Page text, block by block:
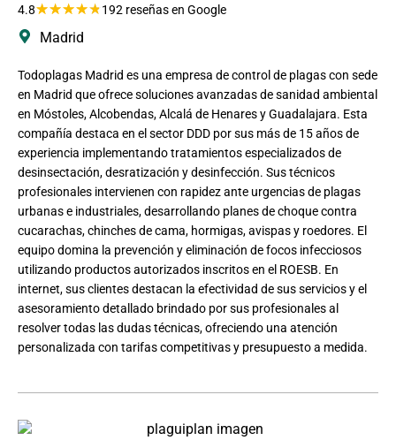
4.8★★★★★ 192 reseñas en Google
Madrid
Todoplagas Madrid es una empresa de control de plagas con sede
en Madrid que ofrece soluciones avanzadas de sanidad ambiental
en Móstoles, Alcobendas, Alcalá de Henares y Guadalajara. Esta
compañía destaca en el sector DDD por sus más de 15 años de
experiencia implementando tratamientos especializados de
desinsectación, desratización y desinfección. Sus técnicos
profesionales intervienen con rapidez ante urgencias de plagas
urbanas e industriales, desarrollando planes de choque contra
cucarachas, chinches de cama, hormigas, avispas y roedores. El
equipo domina la prevención y eliminación de focos infecciosos
utilizando productos autorizados inscritos en el ROESB. En
internet, sus clientes destacan la efectividad de sus servicios y el
asesoramiento detallado brindado por sus profesionales al
resolver todas las dudas técnicas, ofreciendo una atención
personalizada con tarifas competitivas y presupuesto a medida.